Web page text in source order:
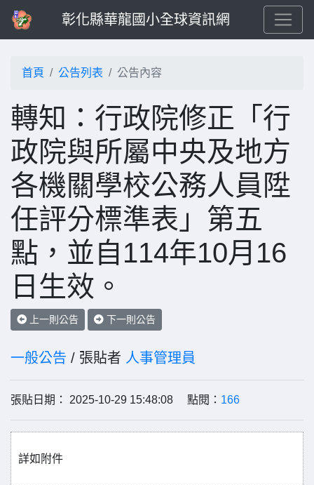
彰化縣華龍國小全球資訊網
首頁 公告列表 公告內容
轉知：行政院修正「行
政院與所屬中央及地方
各機關學校公務人員陞
任評分標準表」第五
點，並自114年10月16
日生效。
上一則公告 下一則公告
一般公告 / 張貼者 人事管理員
張貼日期： 2025-10-29 15:48:08 點閱： 166
詳如附件